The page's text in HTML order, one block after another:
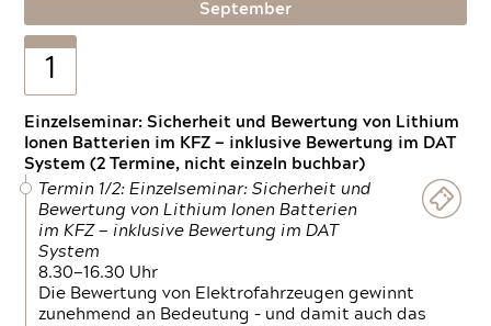
September
1
Einzelseminar: Sicherheit und Bewertung von Lithium
Ionen Batterien im KFZ — inklusive Bewertung im DAT
System (2 Termine, nicht einzeln buchbar)
Termin 1/2: Einzelseminar: Sicherheit und
Bewertung von Lithium Ionen Batterien
im KFZ — inklusive Bewertung im DAT
System
8.30—16.30 Uhr
Die Bewertung von Elektrofahrzeugen gewinnt
zunehmend an Bedeutung – und damit auch das